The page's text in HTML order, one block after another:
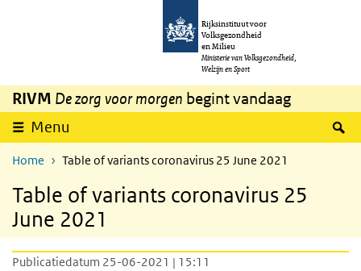
Overslaan en naar de inhoud gaan
Rijksinstituut voor
Volksgezondheid
en Milieu
Ministerie van Volksgezondheid,
Welzijn en Sport
RIVM De zorg voor morgen begint vandaag
Menu
Home Table of variants coronavirus 25 June 2021
Table of variants coronavirus 25
June 2021
Publicatiedatum 25-06-2021 | 15:11